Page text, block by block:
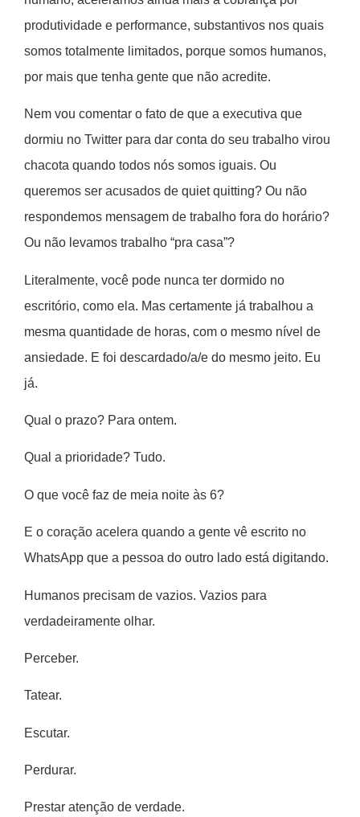
produtividade e performance, substantivos nos quais
somos totalmente limitados, porque somos humanos,
por mais que tenha gente que não acredite.
Nem vou comentar o fato de que a executiva que
dormiu no Twitter para dar conta do seu trabalho virou
chacota quando todos nós somos iguais. Ou
queremos ser acusados de quiet quitting? Ou não
respondemos mensagem de trabalho fora do horário?
Ou não levamos trabalho “pra casa”?
Literalmente, você pode nunca ter dormido no
escritório, como ela. Mas certamente já trabalhou a
mesma quantidade de horas, com o mesmo nível de
ansiedade. E foi descardado/a/e do mesmo jeito. Eu
já.
Qual o prazo? Para ontem.
Qual a prioridade? Tudo.
O que você faz de meia noite às 6?
E o coração acelera quando a gente vê escrito no
WhatsApp que a pessoa do outro lado está digitando.
Humanos precisam de vazios. Vazios para
verdadeiramente olhar.
Perceber.
Tatear.
Escutar.
Perdurar.
Prestar atenção de verdade.